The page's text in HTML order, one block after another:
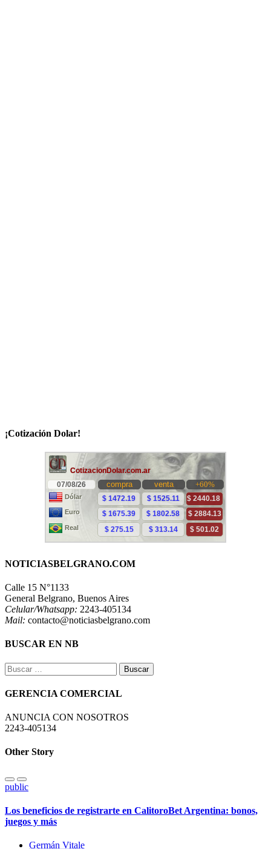
¡Cotización Dolar!
NOTICIASBELGRANO.COM
Calle 15 N°1133
General Belgrano, Buenos Aires
Celular/Whatsapp: 2243-405134
Mail: contacto@noticiasbelgrano.com
BUSCAR EN NB
Buscar:
GERENCIA COMERCIAL
ANUNCIA CON NOSOTROS
2243-405134
Other Story
public
Los beneficios de registrarte en CalitoroBet Argentina: bonos,
juegos y más
Germán Vitale